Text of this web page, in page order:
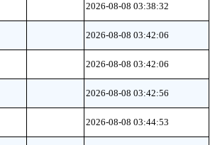
2026-08-08 03:38:32
2026-08-08 03:42:06
2026-08-08 03:42:06
2026-08-08 03:42:56
2026-08-08 03:44:53